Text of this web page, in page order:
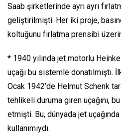
Saab şirketlerinde ayrı ayrı
geliştirilmişti. Her iki proje,
koltuğunu fırlatma prensibi
* 1940 yılında jet motorlu
uçağı bu sistemle donatılmıştı.
Ocak 1942’de Helmut Schenk
tehlikeli duruma giren uçağını,
etmişti. Bu, dünyada jet
kullanımıydı.